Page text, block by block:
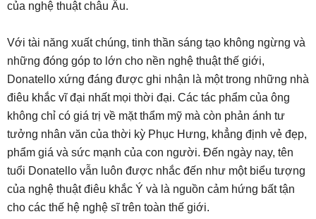
của nghệ thuật châu Âu.
Với tài năng xuất chúng, tinh thần sáng tạo không ngừng và
những đóng góp to lớn cho nền nghệ thuật thế giới,
Donatello xứng đáng được ghi nhận là một trong những nhà
điêu khắc vĩ đại nhất mọi thời đại. Các tác phẩm của ông
không chỉ có giá trị về mặt thẩm mỹ mà còn phản ánh tư
tưởng nhân văn của thời kỳ Phục Hưng, khẳng định vẻ đẹp,
phẩm giá và sức mạnh của con người. Đến ngày nay, tên
tuổi Donatello vẫn luôn được nhắc đến như một biểu tượng
của nghệ thuật điêu khắc Ý và là nguồn cảm hứng bất tận
cho các thế hệ nghệ sĩ trên toàn thế giới.